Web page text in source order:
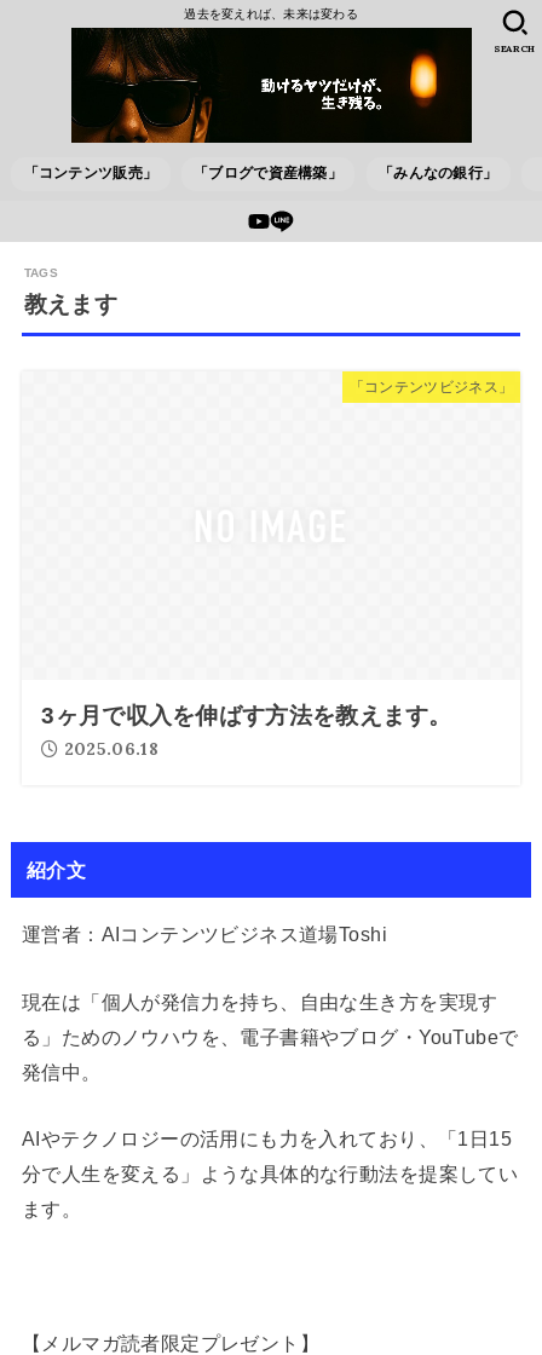
過去を変えれば、未来は変わる
「コンテンツ販売」 「ブログで資産構築」 「みんなの銀行」
SEARCH
教えます
「コンテンツビジネス」
3ヶ月で収入を伸ばす方法を教えます。
2025.06.18
紹介文
運営者：AIコンテンツビジネス道場Toshi
現在は「個人が発信力を持ち、自由な生き方を実現す
る」ためのノウハウを、電子書籍やブログ・YouTubeで
発信中。
AIやテクノロジーの活用にも力を入れており、「1日15
分で人生を変える」ような具体的な行動法を提案してい
ます。
【メルマガ読者限定プレゼント】